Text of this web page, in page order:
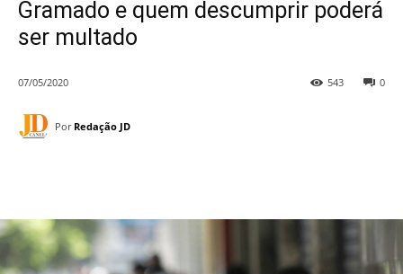
Gramado e quem descumprir poderá
ser multado
07/05/2020 0
543
Por Redação JD